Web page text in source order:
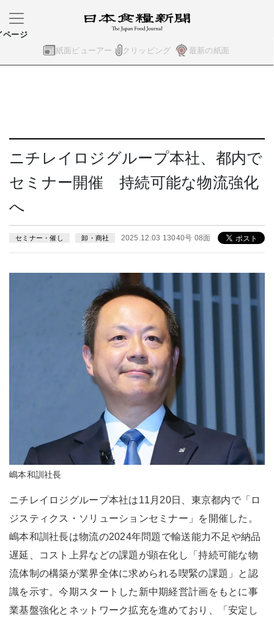
紙面ビューアー クリッピング 最新の紙面
ページ
ニチレイロジグループ本社、都内で
セミナー開催 持続可能な物流強化
へ
セミナー・催し 卸・商社 2025.12.03 13040号 08面
嶋本和訓社長
ニチレイロジグループ本社は11月20日、東京都内で「ロ
ジスティクス・ソリューションセミナー」を開催した。
嶋本和訓社長は物流の2024年問題で輸送能力不足や納品
遅延、コスト上昇などの課題が顕在化し「持続可能な物
流体制の構築が業界全体に求められる喫緊の課題」と認
識を示す。今期スタートした新中期経営計画をもとに事
業基盤強化とネットワーク拡充を進めており、「安定し